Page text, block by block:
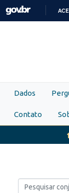
Skip to main content
Dados
Contato